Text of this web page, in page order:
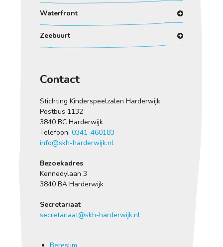
Waterfront
Zeebuurt
Contact
Stichting Kinderspeelzalen Harderwijk
Postbus 1132
3840 BC Harderwijk
Telefoon: 0341-460183
info@skh-harderwijk.nl
Bezoekadres
Kennedylaan 3
3840 BA Harderwijk
Secretariaat
secretariaat@skh-harderwijk.nl